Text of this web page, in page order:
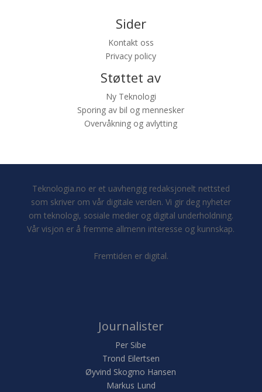
Sider
Kontakt oss
Privacy policy
Støttet av
Ny Teknologi
Sporing av bil og mennesker
Overvåkning og avlytting
Teknologia.no er et uavhengig redaksjonelt nettsted
som skriver om vår digitale verden. Vi gir deg nyheter
om teknologi, sosiale medier og digital underholdning.
Vår visjon er å fremme allmenn interesse og kunnskap.
Fremtiden er digital.
Journalister
Per Sibe
Trond Eilertsen
Øyvind Skogmo Hansen
Markus Lund